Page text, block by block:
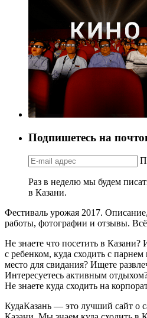
Подпишетесь на
Раз в неделю мы будем
в Казани.
Фестиваль урожая 2017.
работы, фотографии и отзывы.
Не знаете что посетить в Казани?
с ребенком, куда сходить с
место для свидания? Ищете
Интересуетесь активным
Не знаете куда сходить на
КудаКазань — это лучший сайт о